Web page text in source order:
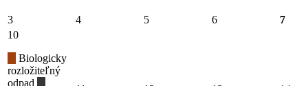
3 4 5 6
7
10
Biologicky
rozložiteľný
odpad